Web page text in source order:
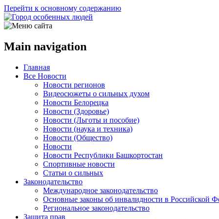
Перейти к основному содержанию
Main navigation
Главная
Все Новости
Новости регионов
Видеосюжеты о сильных духом
Новости Белорецка
Новости (Здоровье)
Новости (Льготы и пособие)
Новости (наука и техника)
Новости (Общество)
Новости
Новости Республики Башкортостан
Спортивные новости
Статьи о сильных
Законодательство
Международное законодательство
Основные законы об инвалидности в Российской
Региональное законодательство
Защита прав